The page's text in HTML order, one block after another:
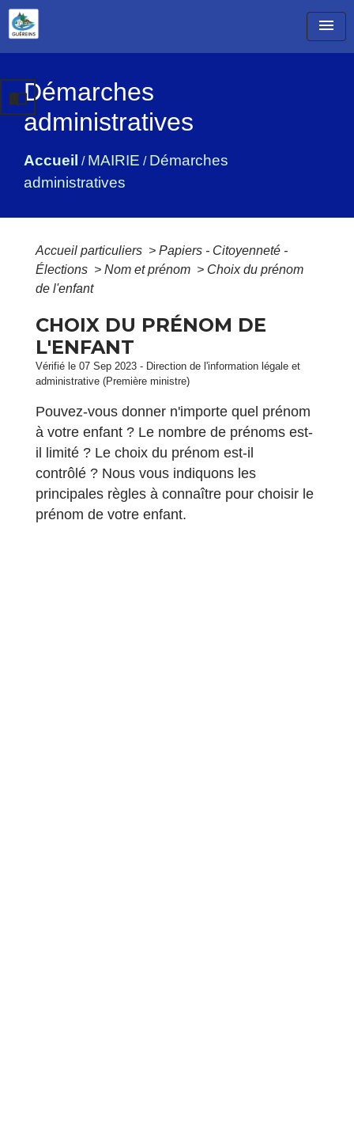
menu
Démarches
administratives
Accueil / MAIRIE / Démarches
administratives
import_contacts
Accueil particuliers > Papiers - Citoyenneté -
Élections > Nom et prénom > Choix du prénom
de l'enfant
CHOIX DU PRÉNOM DE
L'ENFANT
Vérifié le 07 Sep 2023 - Direction de l'information légale et
administrative (Première ministre)
Pouvez-vous donner n'importe quel prénom
à votre enfant ? Le nombre de prénoms est-
il limité ? Le choix du prénom est-il
contrôlé ? Nous vous indiquons les
principales règles à connaître pour choisir le
prénom de votre enfant.